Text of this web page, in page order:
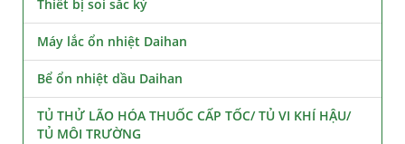
Thiết bị soi sắc ký
Máy lắc ổn nhiệt Daihan
Bể ổn nhiệt dầu Daihan
TỦ THỬ LÃO HÓA THUỐC CẤP TỐC/ TỦ VI KHÍ HẬU/
TỦ MÔI TRƯỜNG